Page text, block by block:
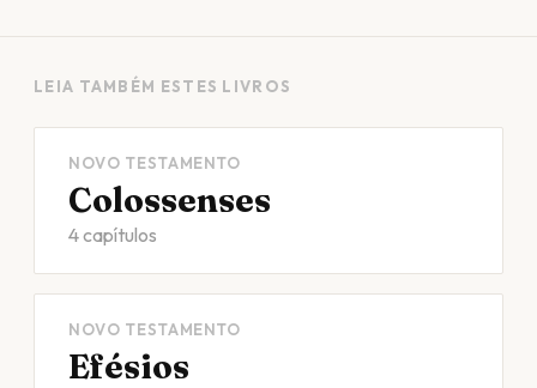
LEIA TAMBÉM ESTES LIVROS
NOVO TESTAMENTO
Colossenses
4 capítulos
NOVO TESTAMENTO
Efésios